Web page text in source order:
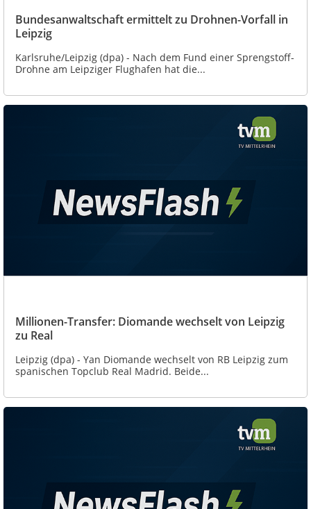
Bundesanwaltschaft ermittelt zu Drohnen-Vorfall in
Leipzig
Karlsruhe/Leipzig (dpa) - Nach dem Fund einer Sprengstoff-
Drohne am Leipziger Flughafen hat die...
Millionen-Transfer: Diomande wechselt von Leipzig
zu Real
Leipzig (dpa) - Yan Diomande wechselt von RB Leipzig zum
spanischen Topclub Real Madrid. Beide...